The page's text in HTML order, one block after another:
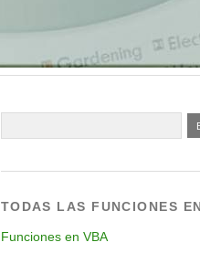
TODAS LAS FUNCIONES
Funciones en VBA